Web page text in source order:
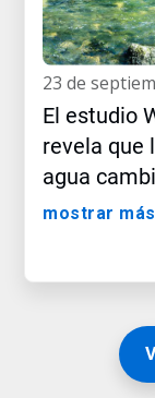
23 de
El estudio
revela que
agua
compra del
mostrar más